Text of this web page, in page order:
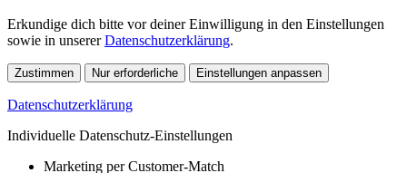
Erkundige dich bitte vor deiner Einwilligung in den Einstellungen
sowie in unsererDatenschutzerklärung.
Zustimmen Nur erforderliche Einstellungen anpassen
Datenschutzerklärung
Individuelle Datenschutz-Einstellungen
Marketing per Customer-Match